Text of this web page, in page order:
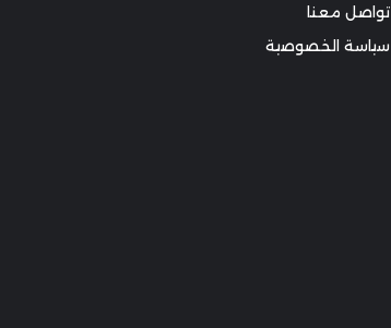
تواصل معنا
سياسة الخصوصية